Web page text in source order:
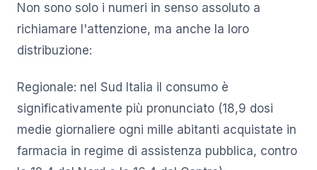
Non sono solo i numeri in senso assoluto a
richiamare l'attenzione, ma anche la loro
distribuzione:
Regionale: nel Sud Italia il consumo è
significativamente più pronunciato (18,9 dosi
medie giornaliere ogni mille abitanti acquistate in
farmacia in regime di assistenza pubblica, contro